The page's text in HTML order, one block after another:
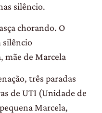
silêncio.
chorando. O
silêncio
mãe de Marcela
três paradas
de UTI (Unidade de
Marcela,